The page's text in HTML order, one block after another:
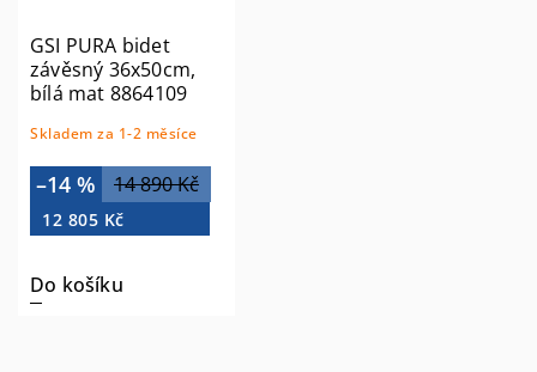
GSI PURA bidet
závěsný 36x50cm,
bílá mat 8864109
Skladem za 1-2 měsíce
14 890 Kč
–14 %
12 805 Kč
Do košíku